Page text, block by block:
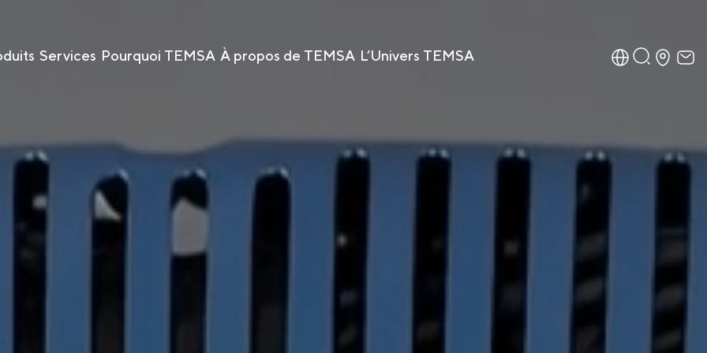
Services Pourquoi TEMSA À propos de TEMSA L’Univers TEMSA